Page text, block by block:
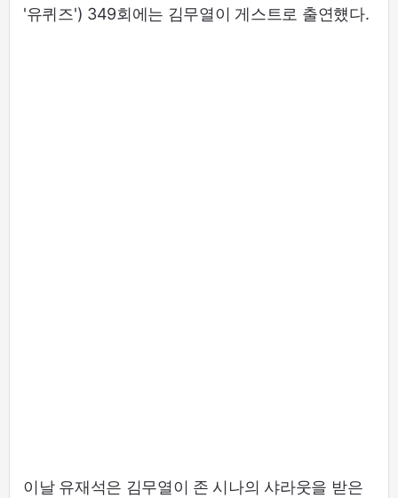
'유퀴즈') 349회에는 김무열이 게스트로 출연헀다.
이날 유재석은 김무열이 존 시나의 샤라웃을 받은